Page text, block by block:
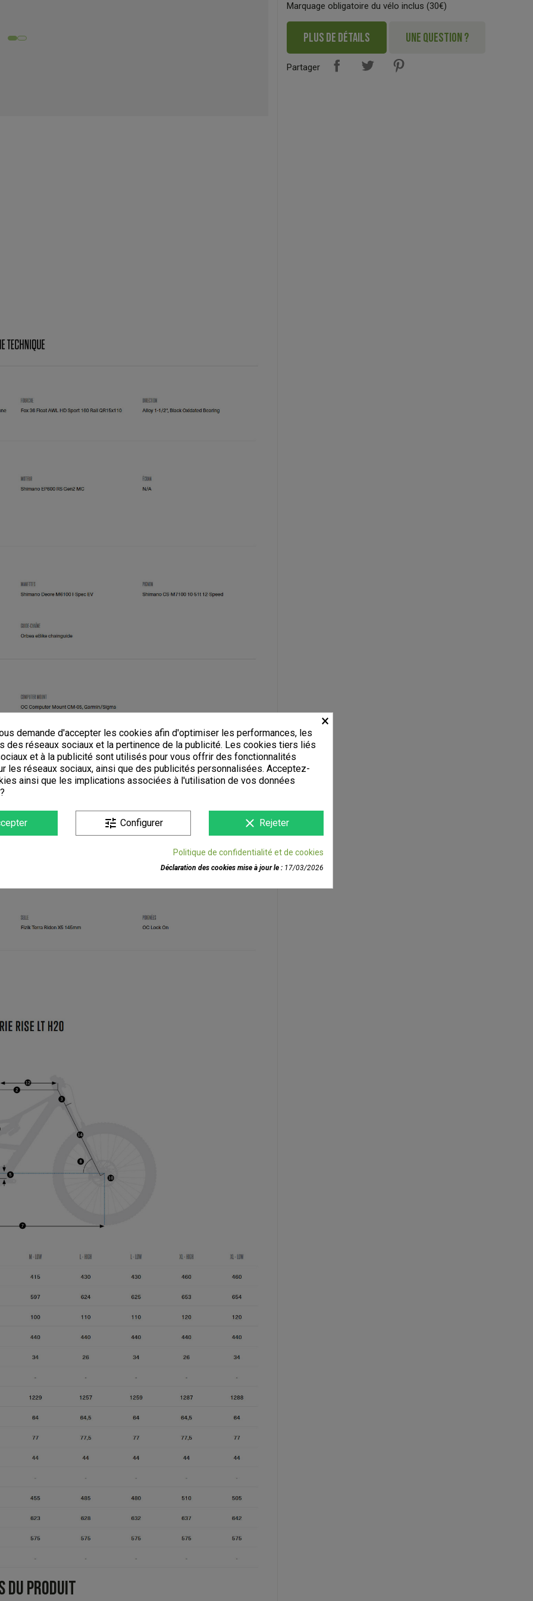
Marquage obligatoire du vélo inclus (30€)
PLUS DE DÉTAILS UNE QUESTION ?
Partager
DU PRODUIT
×
demande d'accepter les cookies afin d'optimiser les performances, les
des réseaux sociaux et la pertinence de la publicité. Les cookies tiers liés
et à la publicité sont utilisés pour vous offrir des fonctionnalités
les réseaux sociaux, ainsi que des publicités personnalisées. Acceptez-
ainsi que les implications associées à l'utilisation de vos données
tune Configurer clear Rejeter
Politique de confidentialité et de cookies
Déclaration des cookies mise à jour le : 17/03/2026